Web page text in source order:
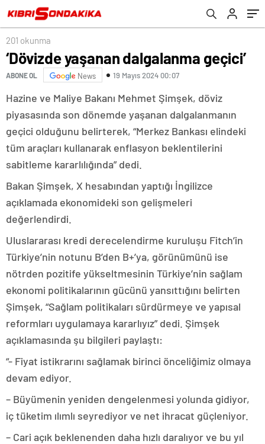
201 okunma
‘Dövizde yaşanan dalgalanma geçici’
ABONE OL News 19 Mayıs 2024 00:07
Hazine ve Maliye Bakanı Mehmet Şimşek, döviz
piyasasında son dönemde yaşanan dalgalanmanın
geçici olduğunu belirterek, “Merkez Bankası elindeki
tüm araçları kullanarak enflasyon beklentilerini
sabitleme kararlılığında” dedi.
Bakan Şimşek, X hesabından yaptığı İngilizce
açıklamada ekonomideki son gelişmeleri
değerlendirdi.
Uluslararası kredi derecelendirme kuruluşu Fitch’in
Türkiye’nin notunu B’den B+’ya, görünümünü ise
nötrden pozitife yükseltmesinin Türkiye’nin sağlam
ekonomi politikalarının gücünü yansıttığını belirten
Şimşek, “Sağlam politikaları sürdürmeye ve yapısal
reformları uygulamaya kararlıyız” dedi. Şimşek
açıklamasında şu bilgileri paylaştı:
“- Fiyat istikrarını sağlamak birinci önceliğimiz olmaya
devam ediyor.
– Büyümenin yeniden dengelenmesi yolunda gidiyor,
iç tüketim ılımlı seyrediyor ve net ihracat güçleniyor.
– Cari açık beklenenden daha hızlı daralıyor ve bu yıl